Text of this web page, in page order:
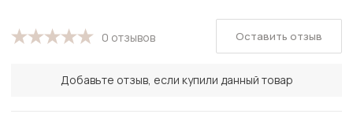
0 отзывов
Добавьте отзыв, если купили данный товар
Оставить отзыв